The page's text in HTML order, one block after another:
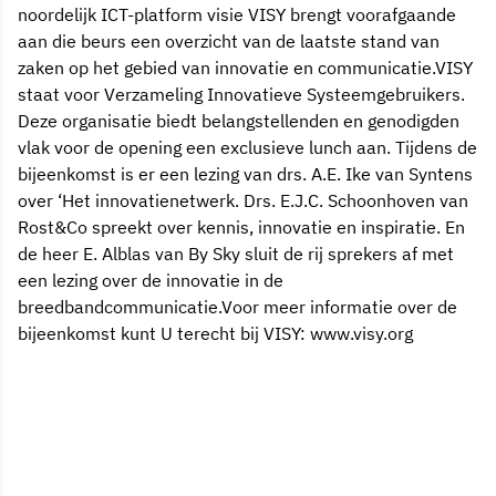
noordelijk ICT-platform visie VISY brengt voorafgaande
aan die beurs een overzicht van de laatste stand van
zaken op het gebied van innovatie en communicatie.VISY
staat voor Verzameling Innovatieve Systeemgebruikers.
Deze organisatie biedt belangstellenden en genodigden
vlak voor de opening een exclusieve lunch aan. Tijdens de
bijeenkomst is er een lezing van drs. A.E. Ike van Syntens
over ‘Het innovatienetwerk. Drs. E.J.C. Schoonhoven van
Rost&Co spreekt over kennis, innovatie en inspiratie. En
de heer E. Alblas van By Sky sluit de rij sprekers af met
een lezing over de innovatie in de
breedbandcommunicatie.Voor meer informatie over de
bijeenkomst kunt U terecht bij VISY: www.visy.org